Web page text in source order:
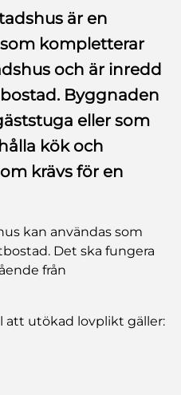
är en
kompletterar
och är inredd
Byggnaden
eller som
kök och
krävs för en
kan användas som
Det ska fungera
från
att utökad lovplikt gäller: